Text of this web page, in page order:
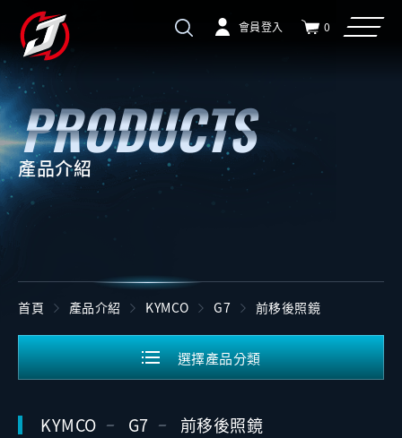
會員登入 0
產品介紹
首頁 產品介紹 KYMCO G7 前移後照鏡
選擇產品分類
KYMCO G7 前移後照鏡